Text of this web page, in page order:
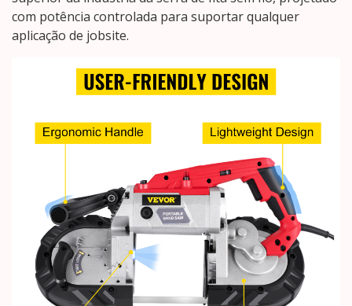
com potência controlada para suportar qualquer
aplicação de jobsite.